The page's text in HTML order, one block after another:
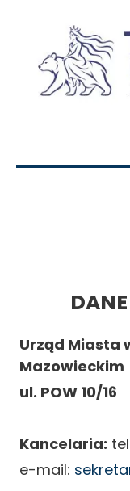
Urząd Miasta
Mazowieckim
ul. POW 10/16
Kancelaria:
e-mail: